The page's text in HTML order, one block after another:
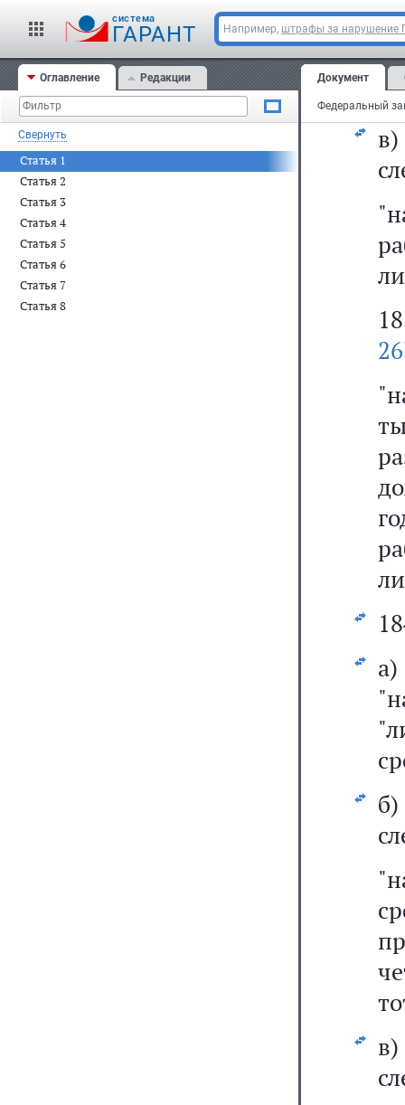
cистема
ГАРАНТ Например, штрафы за нарушение
Оглавление Редакции
Свернуть
Статья 1
Статья 2
Статья 3
Статья 4
Статья 5
Статья 6
Статья 7
Статья 8
Документ
в)
в)